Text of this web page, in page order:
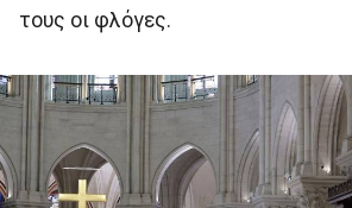
τους οι φλόγες.